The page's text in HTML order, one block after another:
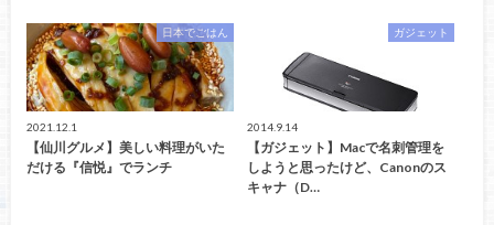
日本でごはん
2021.12.1
【仙川グルメ】美しい料理がいた
だける『信悦』でランチ
ガジェット
2014.9.14
【ガジェット】Macで名刺管理を
しようと思ったけど、Canonのス
キャナ（D…